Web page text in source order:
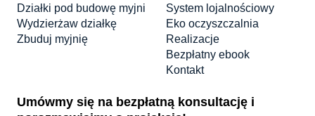
Działki pod budowę myjni
Wydzierżaw działkę
Zbuduj myjnię
System lojalnościowy
Eko oczyszczalnia
Realizacje
Bezpłatny ebook
Kontakt
Umówmy się na bezpłatną konsultację i